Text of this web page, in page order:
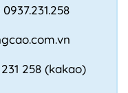
0937.231.258
258 (kakao)